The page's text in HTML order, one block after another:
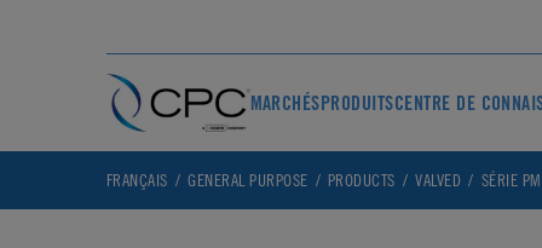
MARCHÉSPRODUITSCENTRE DE
FRANÇAIS GENERAL PURPOSE PRODUCTS VALVED SÉRIE